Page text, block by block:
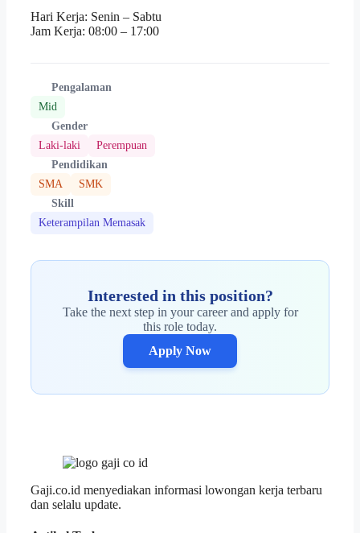
Hari Kerja: Senin – Sabtu
Jam Kerja: 08:00 – 17:00
Pengalaman
Mid
Gender
Laki-laki
Perempuan
Pendidikan
SMA
SMK
Skill
Keterampilan Memasak
Interested in this position?
Take the next step in your career and apply for
this role today.
Apply Now
Gaji.co.id menyediakan informasi lowongan kerja terbaru
dan selalu update.